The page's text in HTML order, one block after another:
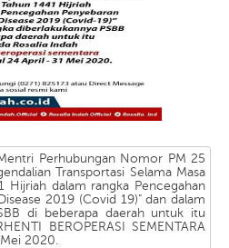
Perhubungan Nomor PM 25
Transportasi Selama Masa
Hijriah dalam rangka Pencegahan
2019 (Covid 19)" dan dalam
di beberapa daerah untuk itu
BEROPERASI SEMENTARA
2020.